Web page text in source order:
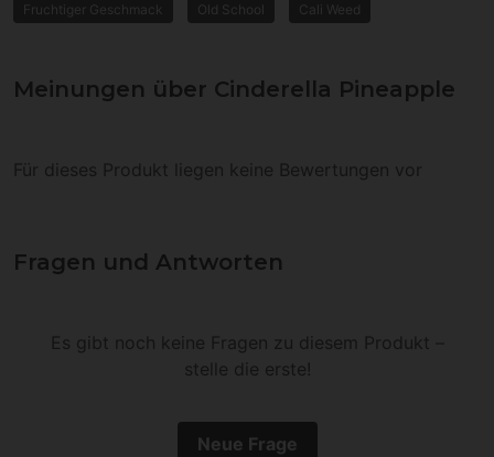
Fruchtiger Geschmack Old School Cali Weed
Meinungen über Cinderella Pineapple
Für dieses Produkt liegen keine Bewertungen vor
Fragen und Antworten
Es gibt noch keine Fragen zu diesem Produkt –
stelle die erste!
Neue Frage